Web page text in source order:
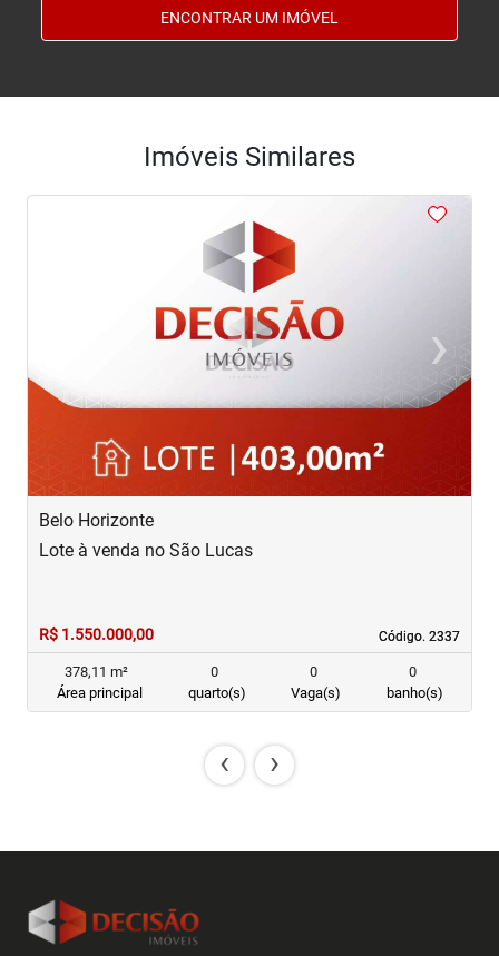
ENCONTRAR UM IMÓVEL
Imóveis Similares
›Next
Belo Horizonte
Código. 2337
Código. 2337
Lote à venda no São Lucas
R$ 1.550.000,00
378,11 m²
Área principal
0
quarto(s)
0
Vaga(s)
0
banho(s)
‹ ›